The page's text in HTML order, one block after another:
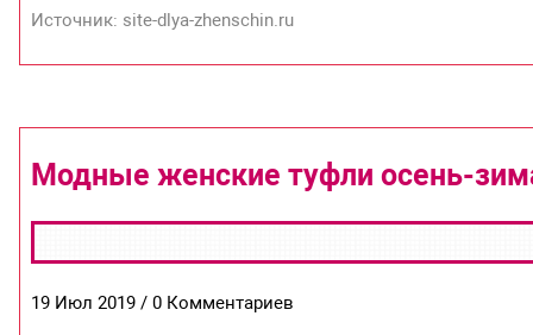
Источник: site-dlya-zhenschin.ru
Модные женские туфли осень-
19 Июл 2019 / 0 Комментариев